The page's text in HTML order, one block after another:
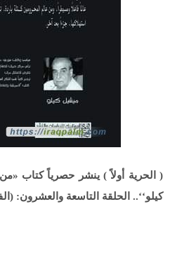
( الحرية أولاً ) ينشر حصرياً كتاب «من
كيلو‘‘.. الحلقة التاسعة والعشرون: